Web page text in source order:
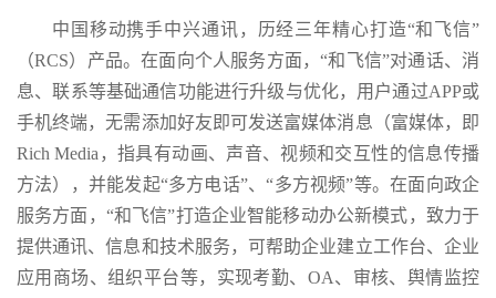
中国移动携手中兴通讯，历经三年精心打造“和飞信”
（RCS）产品。在面向个人服务方面，“和飞信”对通话、消
息、联系等基础通信功能进行升级与优化，用户通过APP或
手机终端，无需添加好友即可发送富媒体消息（富媒体，即
Rich Media，指具有动画、声音、视频和交互性的信息传播
方法），并能发起“多方电话”、“多方视频”等。在面向政企
服务方面，“和飞信”打造企业智能移动办公新模式，致力于
提供通讯、信息和技术服务，可帮助企业建立工作台、企业
应用商场、组织平台等，实现考勤、OA、审核、舆情监控